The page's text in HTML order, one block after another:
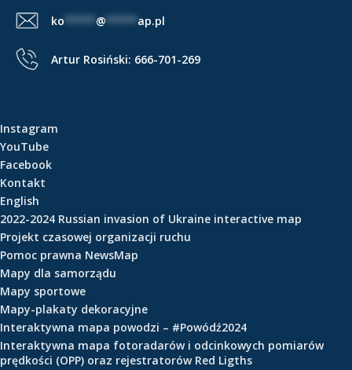
ko ***** @ ***** ap.pl
Artur Rosiński: 666-701-269
Instagram
YouTube
Facebook
Kontakt
English
2022-2024 Russian invasion of Ukraine interactive map
Projekt czasowej organizacji ruchu
Pomoc prawna NewsMap
Mapy dla samorządu
Mapy sportowe
Mapy-plakaty dekoracyjne
Interaktywna mapa powodzi – #Powódź2024
Interaktywna mapa fotoradarów i odcinkowych pomiarów
prędkości (OPP) oraz rejestratorów Red Ligths